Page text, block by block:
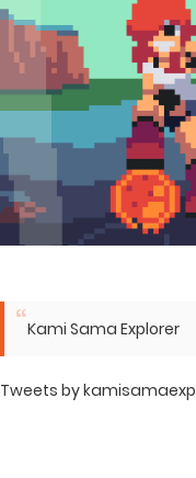
Kami Sama Explorer
Tweets by kamisamaexp